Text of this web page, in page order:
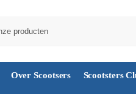
Over Scootsers Scootsters